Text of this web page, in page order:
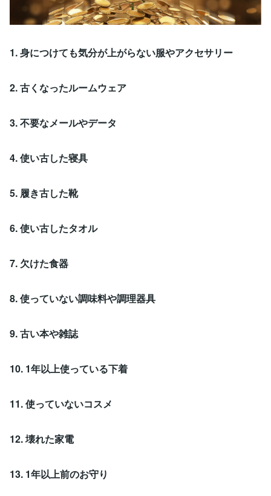
1. 身につけても気分が上がらない服やアクセサリー
2. 古くなったルームウェア
3. 不要なメールやデータ
4. 使い古した寝具
5. 履き古した靴
6. 使い古したタオル
7. 欠けた食器
8. 使っていない調味料や調理器具
9. 古い本や雑誌
10. 1年以上使っている下着
11. 使っていないコスメ
12. 壊れた家電
13. 1年以上前のお守り